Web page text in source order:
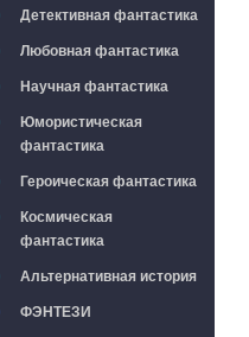
Детективная фантастика
Любовная фантастика
Научная фантастика
Юмористическая
фантастика
Героическая фантастика
Космическая
фантастика
Альтернативная история
ФЭНТЕЗИ